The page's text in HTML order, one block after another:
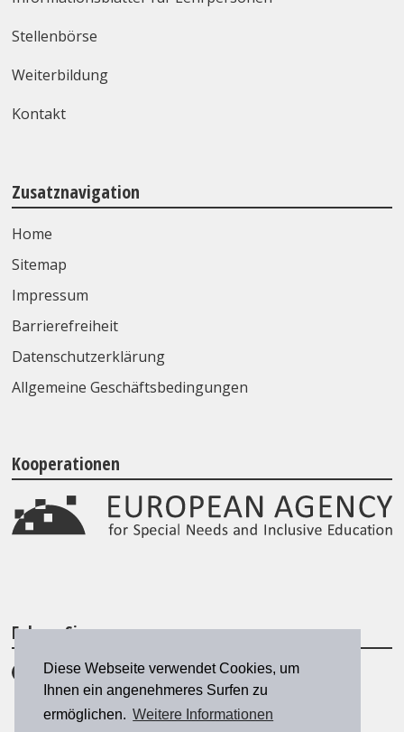
Diese Webseite verwendet Cookies, um
Ihnen ein angenehmeres Surfen zu
ermöglichen. Weitere Informationen
Stellenbörse
Weiterbildung
Kontakt
Zusatznavigation
Home
Sitemap
Impressum
Barrierefreiheit
Datenschutzerklärung
Allgemeine Geschäftsbedingungen
Kooperationen
Folgen Sie uns